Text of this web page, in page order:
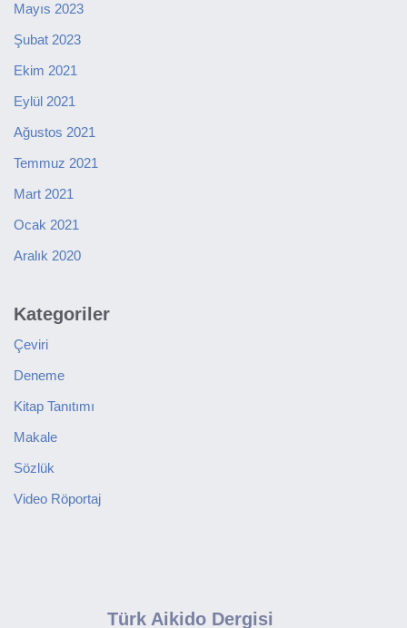
Mayıs 2023
Şubat 2023
Ekim 2021
Eylül 2021
Ağustos 2021
Temmuz 2021
Mart 2021
Ocak 2021
Aralık 2020
Kategoriler
Çeviri
Deneme
Kitap Tanıtımı
Makale
Sözlük
Video Röportaj
Türk Aikido Dergisi